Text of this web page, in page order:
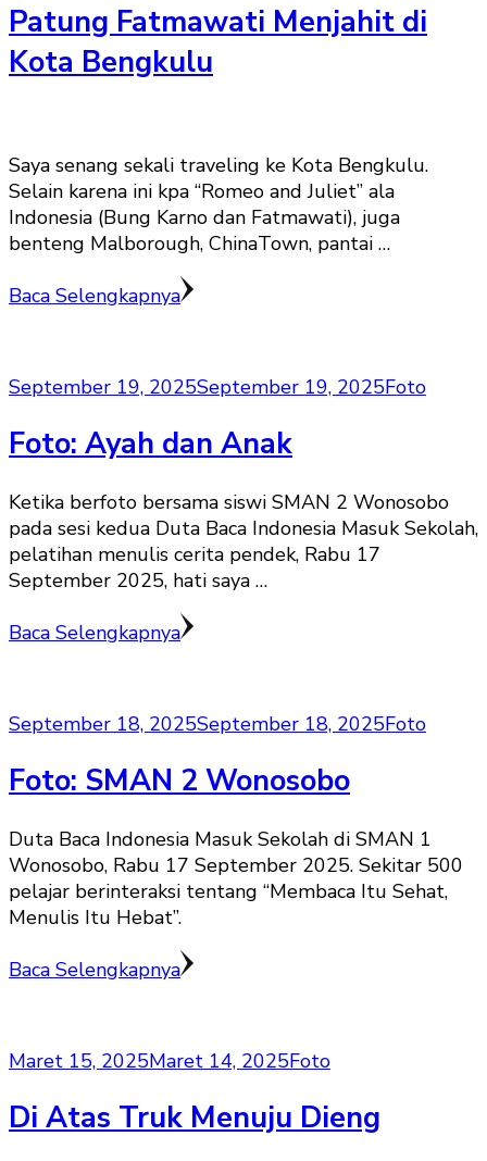
Patung Fatmawati Menjahit di
Kota Bengkulu
Saya senang sekali traveling ke Kota Bengkulu.
Selain karena ini kpa “Romeo and Juliet” ala
Indonesia (Bung Karno dan Fatmawati), juga
benteng Malborough, ChinaTown, pantai …
Baca Selengkapnya
September 19, 2025September 19, 2025Foto
Foto: Ayah dan Anak
Ketika berfoto bersama siswi SMAN 2 Wonosobo
pada sesi kedua Duta Baca Indonesia Masuk Sekolah,
pelatihan menulis cerita pendek, Rabu 17
September 2025, hati saya …
Baca Selengkapnya
September 18, 2025September 18, 2025Foto
Foto: SMAN 2 Wonosobo
Duta Baca Indonesia Masuk Sekolah di SMAN 1
Wonosobo, Rabu 17 September 2025. Sekitar 500
pelajar berinteraksi tentang “Membaca Itu Sehat,
Menulis Itu Hebat”.
Baca Selengkapnya
Maret 15, 2025Maret 14, 2025Foto
Di Atas Truk Menuju Dieng